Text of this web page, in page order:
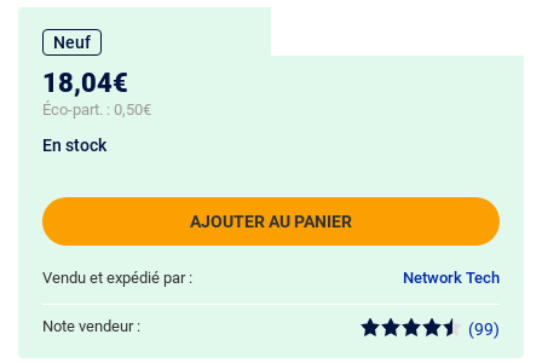
Neuf
18,04€
Éco-part. : 0,50€
AJOUTER AU PANIER
En stock
Vendu et expédié par : Network Tech
Note vendeur : (99)